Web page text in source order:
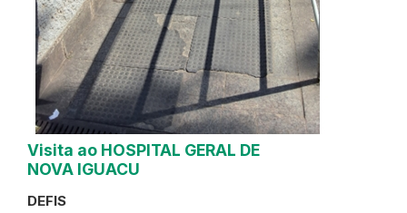
Visita ao HOSPITAL GERAL DE
NOVA IGUACU
DEFIS